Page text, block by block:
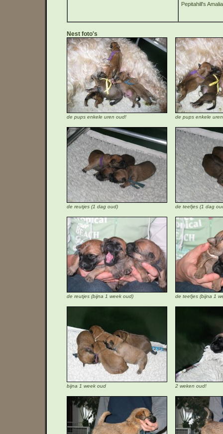
Pepitahill's Amalia
Nest foto's
de pups enkele uren oud! de pups enkele
de reutjes (1 dag oud) de teefjes (1 dag
de reutjes (bijna 1 week oud) de teefjes (bijna 1
bijna 1 week oud 2 weken oud!